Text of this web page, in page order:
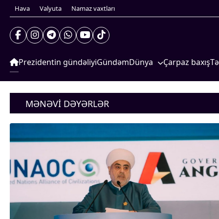
Hava Valyuta Namaz vaxtları
Prezidentin gündəliyiGündəmDünya
Cənubi Qafqaz
Avropa
Amerika
Asiya
Afrika
Çarpaz baxış
Dünya
Türk Dünyası
Avropa
Amerika
Asiya
Çarpaz baxış
MƏNƏVI DƏYƏRLƏR